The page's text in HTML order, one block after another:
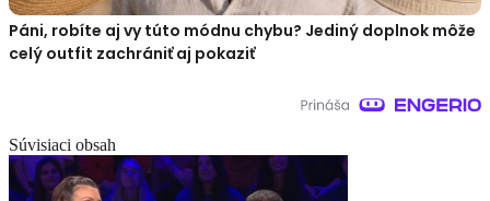
Páni, robíte aj vy túto módnu chybu? Jediný doplnok môže
celý outfit zachrániť aj pokaziť
Súvisiaci obsah